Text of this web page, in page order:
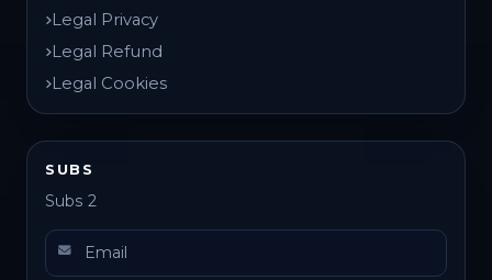
Legal Privacy
Legal Refund
Legal Cookies
SUBS
Subs 2